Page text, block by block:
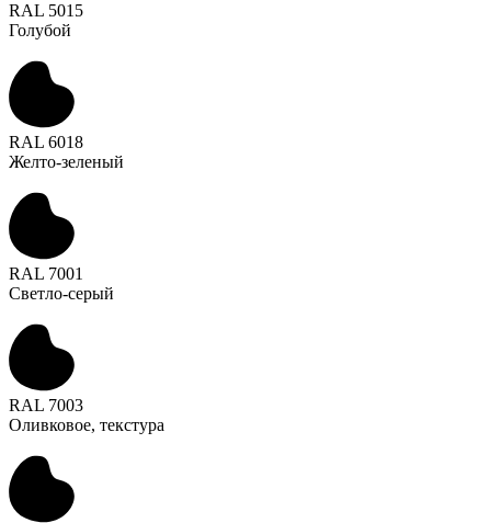
RAL 5015
Голубой
RAL 6018
Желто-зеленый
RAL 7001
Светло-серый
RAL 7003
Оливковое, текстура